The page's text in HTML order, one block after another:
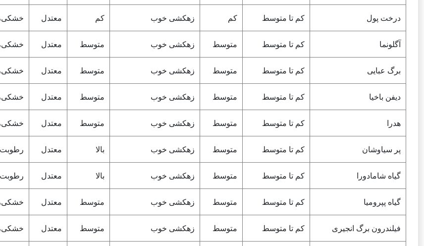
درخت پول کم تا متوسط کم زهکشی خوب کم معتدل
آگلونما کم تا متوسط متوسط زهکشی خوب متوسط معتدل
برگ عبایی کم تا متوسط متوسط زهکشی خوب متوسط معتدل
دیفن باخیا کم تا متوسط متوسط زهکشی خوب متوسط معتدل
هدرا کم تا متوسط متوسط زهکشی خوب متوسط معتدل
پر سیاوشان کم تا متوسط متوسط زهکشی خوب بالا معتدل رطوبت
گیاه شامادورا کم تا متوسط متوسط زهکشی خوب بالا معتدل رطوبت
گیاه پپرومیا کم تا متوسط متوسط زهکشی خوب متوسط معتدل
فیلندرون برگ انجیری کم تا متوسط متوسط زهکشی خوب متوسط معتدل